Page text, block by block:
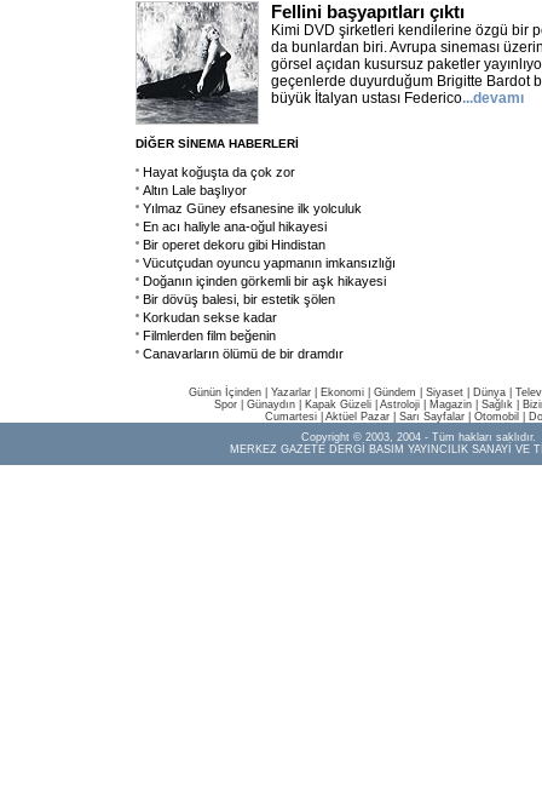
Fellini başyapıtları çıktı
Kimi DVD şirketleri kendilerine özgü bir
da bunlardan biri. Avrupa sineması
görsel açıdan kusursuz paketler
geçenlerde duyurduğum Brigitte Bardot
büyük İtalyan ustası Federico...devamı
DİĞER SİNEMA HABERLERİ
Hayat koğuşta da çok zor
Altın Lale başlıyor
Yılmaz Güney efsanesine ilk yolculuk
En acı haliyle ana-oğul hikayesi
Bir operet dekoru gibi Hindistan
Vücutçudan oyuncu yapmanın imkansızlığı
Doğanın içinden görkemli bir aşk hikayesi
Bir dövüş balesi, bir estetik şölen
Korkudan sekse kadar
Filmlerden film beğenin
Canavarların ölümü de bir dramdır
Günün İçinden Yazarlar Ekonomi Gündem Siyaset Dünya |
Spor
Günaydın Kapak Güzeli Astroloji Magazin Sağlık
Cumartesi| Aktüel Pazar| Sarı Sayfalar| Otomobil
Copyright © 2003, 2004 - Tüm hakları saklıdır.
MERKEZ GAZETE DERGİ BASIM YAYINCILIK SANAYİ VE